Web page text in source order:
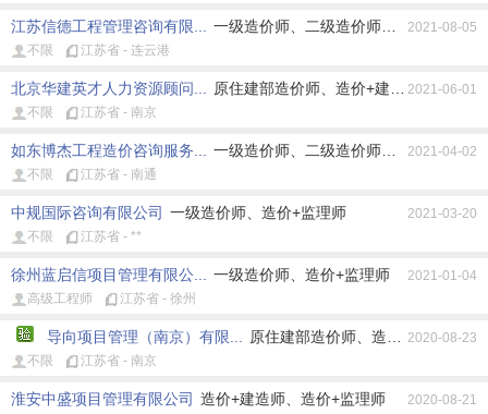
江苏信德工程管理咨询有限... 一级造价师、二级造价师、原住建部造
2021-08-05
不限
江苏省 - 连云港
北京华建英才人力资源顾问... 原住建部造价师、造价+建造师、造价+
2021-06-01
不限
江苏省 - 南京
如东博杰工程造价咨询服务... 一级造价师、二级造价师、原住建部造
2021-04-02
不限
江苏省 - 南通
中规国际咨询有限公司 一级造价师、造价+监理师
2021-03-20
不限
江苏省 - **
徐州蓝启信项目管理有限公... 一级造价师、造价+监理师
2021-01-04
高级工程师
江苏省 - 徐州
导向项目管理（南京）有限... 原住建部造价师、造价+建造师、
2020-08-23
不限
江苏省 - 南京
淮安中盛项目管理有限公司 造价+建造师、造价+监理师
2020-08-21